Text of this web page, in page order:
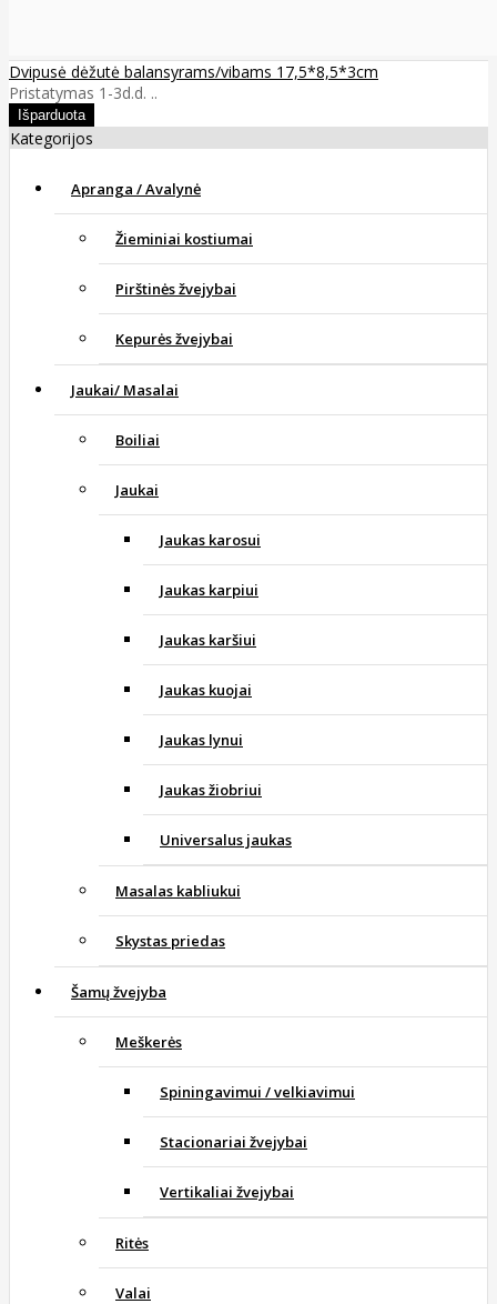
Dvipusė dėžutė balansyrams/vibams 17,5*8,5*3cm
Pristatymas 1-3d.d. ..
Kategorijos
Apranga / Avalynė
Žieminiai kostiumai
Pirštinės žvejybai
Kepurės žvejybai
Jaukai/ Masalai
Boiliai
Jaukai
Jaukas karosui
Jaukas karpiui
Jaukas karšiui
Jaukas kuojai
Jaukas lynui
Jaukas žiobriui
Universalus jaukas
Masalas kabliukui
Skystas priedas
Šamų žvejyba
Meškerės
Spiningavimui / velkiavimui
Stacionariai žvejybai
Vertikaliai žvejybai
Ritės
Valai